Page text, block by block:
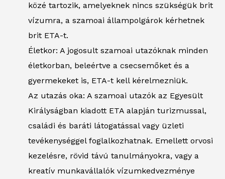
közé tartozik, amelyeknek nincs szükségük brit
vízumra, a szamoai állampolgárok kérhetnek
brit ETA-t.
Életkor: A jogosult szamoai utazóknak minden
életkorban, beleértve a csecsemőket és a
gyermekeket is, ETA-t kell kérelmezniük.
Az utazás oka: A szamoai utazók az Egyesült
Királyságban kiadott ETA alapján turizmussal,
családi és baráti látogatással vagy üzleti
tevékenységgel foglalkozhatnak. Emellett orvosi
kezelésre, rövid távú tanulmányokra, vagy a
kreatív munkavállalók vízumkedvezménye